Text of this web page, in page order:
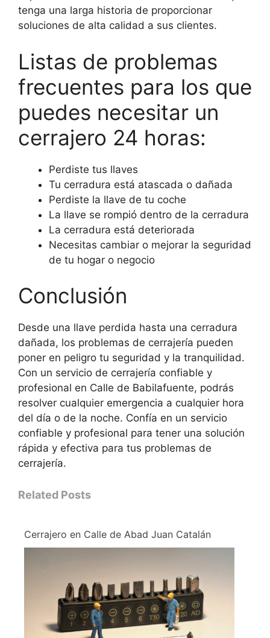
tenga una larga historia de proporcionar
soluciones de alta calidad a sus clientes.
Listas de problemas
frecuentes para los que
puedes necesitar un
cerrajero 24 horas:
Perdiste tus llaves
Tu cerradura está atascada o dañada
Perdiste la llave de tu coche
La llave se rompió dentro de la cerradura
La cerradura está deteriorada
Necesitas cambiar o mejorar la seguridad
de tu hogar o negocio
Conclusión
Desde una llave perdida hasta una cerradura
dañada, los problemas de cerrajería pueden
poner en peligro tu seguridad y la tranquilidad.
Con un servicio de cerrajería confiable y
profesional en Calle de Babilafuente, podrás
resolver cualquier emergencia a cualquier hora
del día o de la noche. Confía en un servicio
confiable y profesional para tener una solución
rápida y efectiva para tus problemas de
cerrajería.
Related Posts
Cerrajero en Calle de Abad Juan Catalán